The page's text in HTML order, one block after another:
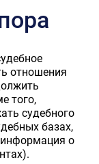
отношения
того,
судебного
базах,
о